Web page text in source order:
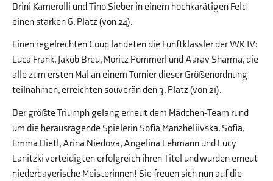
Drini Kamerolli und Tino Sieber in einem hochkarätigen Feld
einen starken 6. Platz (von 24).
Einen regelrechten Coup landeten die Fünftklässler der WK IV:
Luca Frank, Jakob Breu, Moritz Pömmerl und Aarav Sharma, die
alle zum ersten Mal an einem Turnier dieser Größenordnung
teilnahmen, erreichten souverän den 3. Platz (von 21).
Der größte Triumph gelang erneut dem Mädchen-Team rund
um die herausragende Spielerin Sofia Manzheliivska. Sofia,
Emma Dietl, Arina Niedova, Angelina Lehmann und Lucy
Lanitzki verteidigten erfolgreich ihren Titel und wurden erneut
niederbayerische Meisterinnen! Sie freuen sich nun auf die